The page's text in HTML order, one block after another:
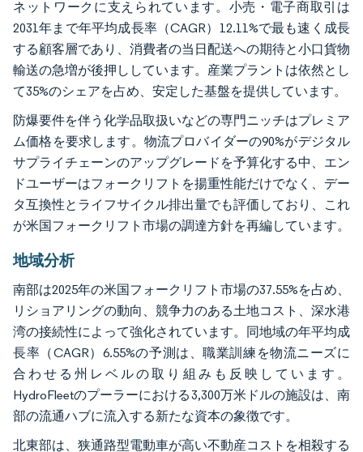
ネットワークに支えられています。小売・電子商取引は
2031年まで年平均成長率（CAGR）12.11%で最も速く成長
する顧客層であり、消費者の当日配送への期待と小口貨物
輸送の急増が後押ししています。産業プラントは依然とし
て35%のシェアを占め、安定した基盤を提供しています。
防爆要件を伴う化学品取扱いなどの専門ニッチはプレミア
ム価格を要求します。物流プロバイダーの90%がデジタル
サプライチェーンのアップグレードを予算化する中、エン
ドユーザーはフォークリフトを揚重性能だけでなく、デー
タ互換性とライフサイクル排出量でも評価しており、これ
が米国フォークリフト市場の調達方針を再編しています。
地域分析
南部は2025年の米国フォークリフト市場の37.55%を占め、
リショアリングの動向、競争力のある土地コスト、深水港
湾の接続性によって強化されています。同地域の年平均成
長率（CAGR）6.55%の予測は、職業訓練を物流ニーズに
合わせる州レベルの取り組みも反映しています。
HydroFleetのプーラーにおける3,300万米ドルの施設は、南
部の流通ハブに流入する新たな資本の象徴です。
北東部は、狭通路型電動車が高い不動産コストを相殺する